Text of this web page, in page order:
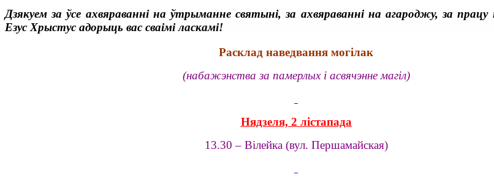
Дзякуем за ўсе ахвяраванні на ўтрыманне святыні, за ахвяраванні на агароджу, за
Езус Хрыстус адорыць вас сваімі ласкамі!
Расклад наведвання могілак
(набажэнства за памерлых і асвячэнне магіл)
Нядзеля, 2 лістапада
13.30 – Вілейка (вул. Першамайская)